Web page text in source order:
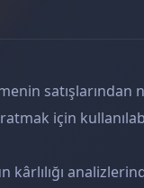
için
kârlılığı